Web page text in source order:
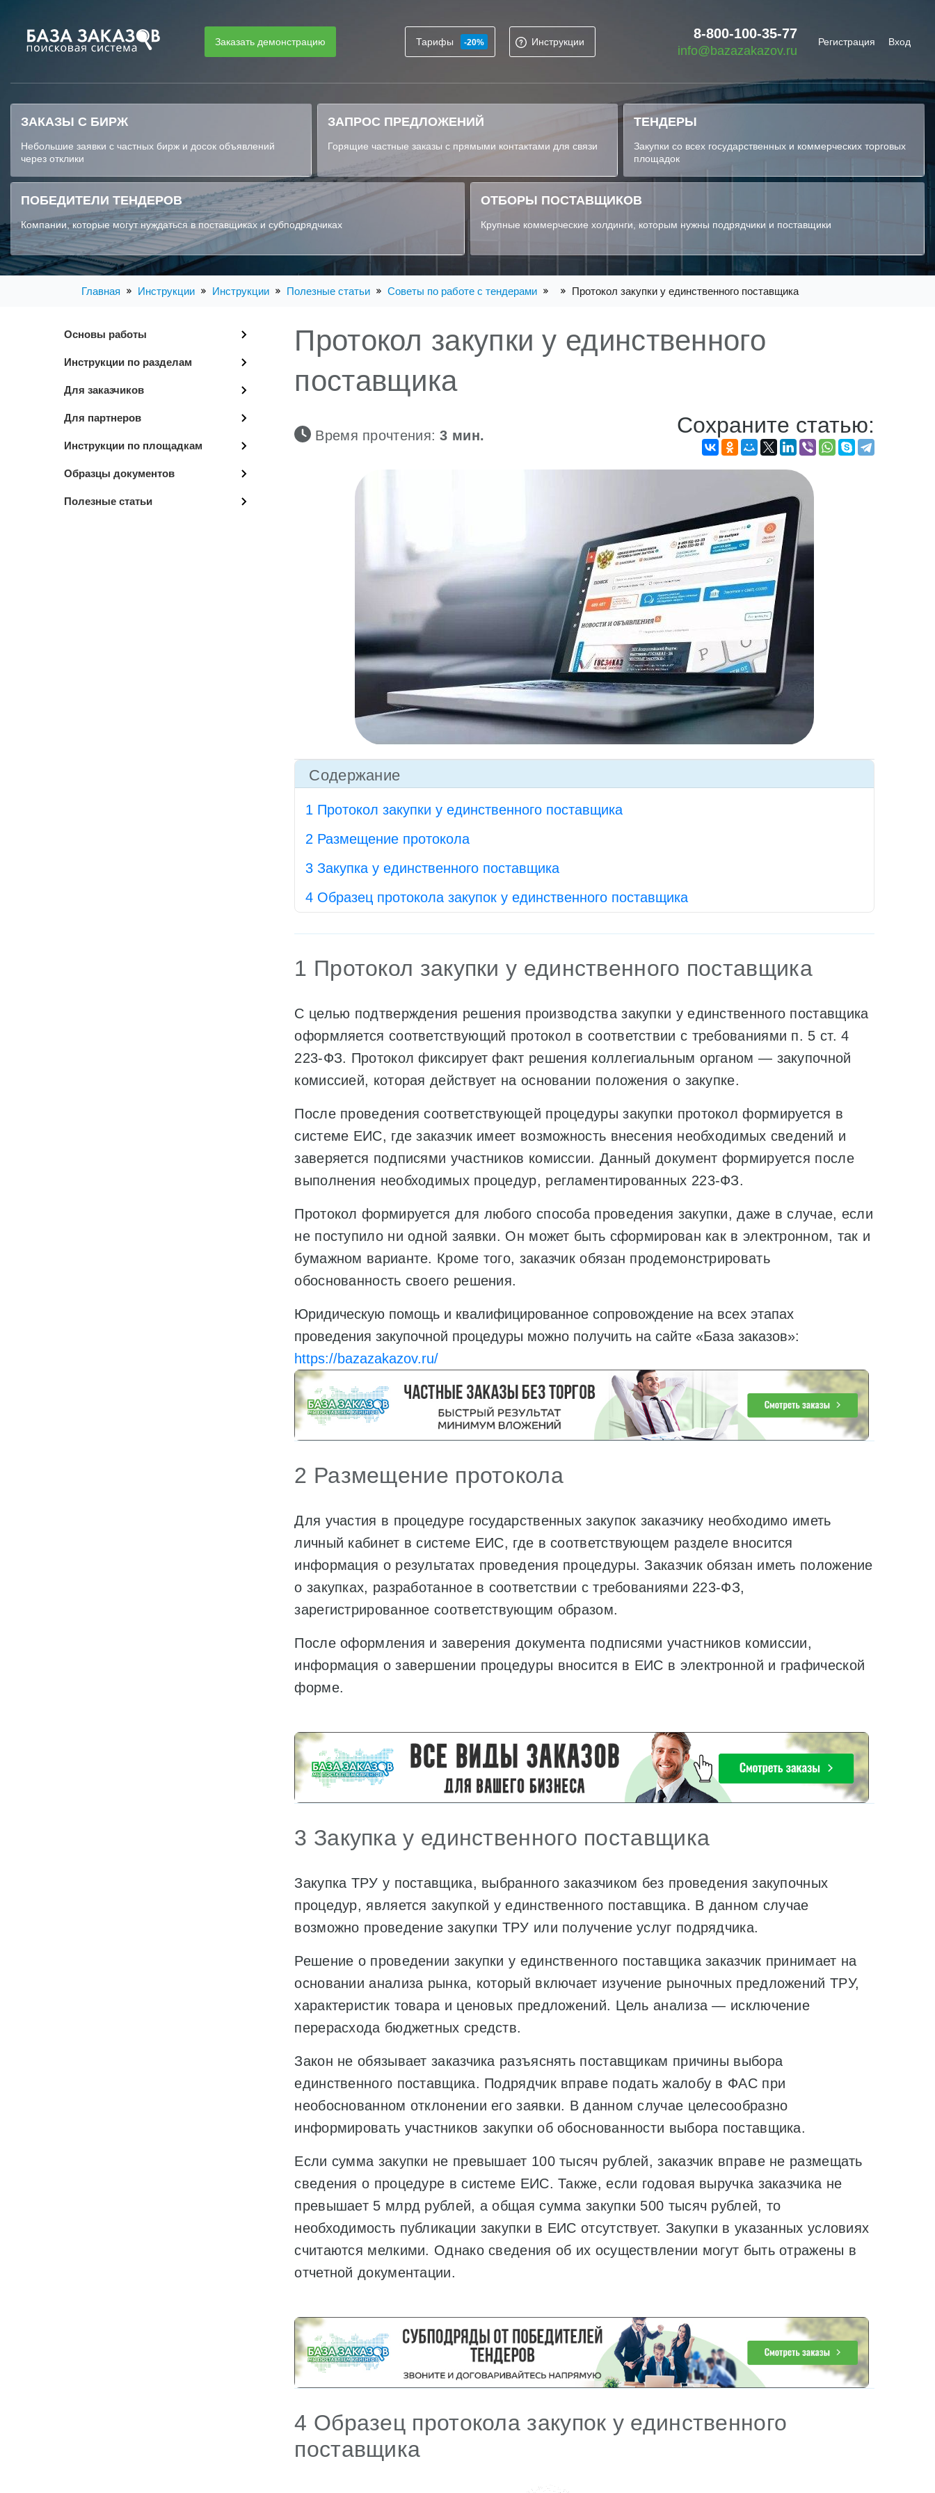
Заказать демонстрацию Тарифы -20% Инструкции
8-800-100-35-77
info@bazazakazov.ru
Регистрация Вход
ЗАКАЗЫ С БИРЖ
Небольшие заявки с частных бирж и досок объявлений
через отклики
ЗАПРОС ПРЕДЛОЖЕНИЙ
Горящие частные заказы с прямыми контактами для связи
ТЕНДЕРЫ
Закупки со всех государственных и коммерческих торговых
площадок
ПОБЕДИТЕЛИ ТЕНДЕРОВ
Компании, которые могут нуждаться в поставщиках и субподрядчиках
ОТБОРЫ ПОСТАВЩИКОВ
Крупные коммерческие холдинги, которым нужны подрядчики и поставщики
Главная Инструкции Инструкции Полезные статьи Советы по работе с тендерами Протокол закупки у единственного поставщика
Основы работы
Инструкции по разделам
Для заказчиков
Для партнеров
Инструкции по площадкам
Образцы документов
Полезные статьи
Протокол закупки у единственного
поставщика
Время прочтения:3 мин. Сохраните статью:
Содержание
1 Протокол закупки у единственного поставщика
2 Размещение протокола
3 Закупка у единственного поставщика
4 Образец протокола закупок у единственного поставщика
1 Протокол закупки у единственного поставщика
С целью подтверждения решения производства закупки у единственного поставщика
оформляется соответствующий протокол в соответствии с требованиями п. 5 ст. 4
223-ФЗ. Протокол фиксирует факт решения коллегиальным органом — закупочной
комиссией, которая действует на основании положения о закупке.
После проведения соответствующей процедуры закупки протокол формируется в
системе ЕИС, где заказчик имеет возможность внесения необходимых сведений и
заверяется подписями участников комиссии. Данный документ формируется после
выполнения необходимых процедур, регламентированных 223-ФЗ.
Протокол формируется для любого способа проведения закупки, даже в случае, если
не поступило ни одной заявки. Он может быть сформирован как в электронном, так и
бумажном варианте. Кроме того, заказчик обязан продемонстрировать
обоснованность своего решения.
Юридическую помощь и квалифицированное сопровождение на всех этапах
проведения закупочной процедуры можно получить на сайте «База заказов»:
https://bazazakazov.ru/
2 Размещение протокола
Для участия в процедуре государственных закупок заказчику необходимо иметь
личный кабинет в системе ЕИС, где в соответствующем разделе вносится
информация о результатах проведения процедуры. Заказчик обязан иметь положение
о закупках, разработанное в соответствии с требованиями 223-ФЗ,
зарегистрированное соответствующим образом.
После оформления и заверения документа подписями участников комиссии,
информация о завершении процедуры вносится в ЕИС в электронной и графической
форме.
3 Закупка у единственного поставщика
Закупка ТРУ у поставщика, выбранного заказчиком без проведения закупочных
процедур, является закупкой у единственного поставщика. В данном случае
возможно проведение закупки ТРУ или получение услуг подрядчика.
Решение о проведении закупки у единственного поставщика заказчик принимает на
основании анализа рынка, который включает изучение рыночных предложений ТРУ,
характеристик товара и ценовых предложений. Цель анализа — исключение
перерасхода бюджетных средств.
Закон не обязывает заказчика разъяснять поставщикам причины выбора
единственного поставщика. Подрядчик вправе подать жалобу в ФАС при
необоснованном отклонении его заявки. В данном случае целесообразно
информировать участников закупки об обоснованности выбора поставщика.
Если сумма закупки не превышает 100 тысяч рублей, заказчик вправе не размещать
сведения о процедуре в системе ЕИС. Также, если годовая выручка заказчика не
превышает 5 млрд рублей, а общая сумма закупки 500 тысяч рублей, то
необходимость публикации закупки в ЕИС отсутствует. Закупки в указанных условиях
считаются мелкими. Однако сведения об их осуществлении могут быть отражены в
отчетной документации.
4 Образец протокола закупок у единственного
поставщика